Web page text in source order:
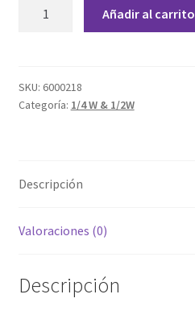
Home Free WooCommerce #3
Mi cuenta
My account
Política de privacidad
W
cantidad
Añadir al carrito
SKU: 6000218
Categoría: 1/4 W & 1/2W
Descripción
Valoraciones (0)
Descripción